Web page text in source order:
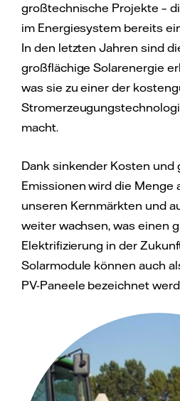
großtechnische Projekte –
im Energiesystem bereits
In den letzten Jahren sind
großflächige Solarenergie
was sie zu einer der
macht.
Dank sinkender Kosten und
Emissionen wird die Menge
unseren Kernmärkten und
weiter wachsen, was einen
Elektrifizierung in der
Solarmodule können auch
PV-Paneele bezeichnet